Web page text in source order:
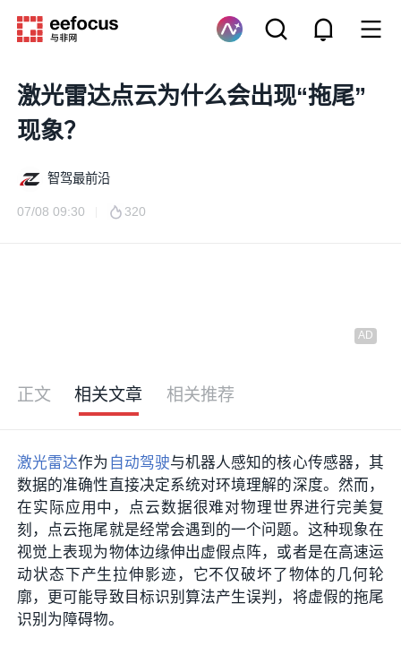
激光雷达点云为什么会出现“拖尾”
现象？
智驾最前沿
07/08 09:30 320
正文 相关文章 相关推荐
激光雷达作为 自动驾驶与机器人感知的核心传感器，其
数据的准确性直接决定系统对环境理解的深度。然而，
在实际应用中，点云数据很难对物理世界进行完美复
刻，点云拖尾就是经常会遇到的一个问题。这种现象在
视觉上表现为物体边缘伸出虚假点阵，或者是在高速运
动状态下产生拉伸影迹，它不仅破坏了物体的几何轮
廓，更可能导致目标识别算法产生误判，将虚假的拖尾
识别为障碍物。